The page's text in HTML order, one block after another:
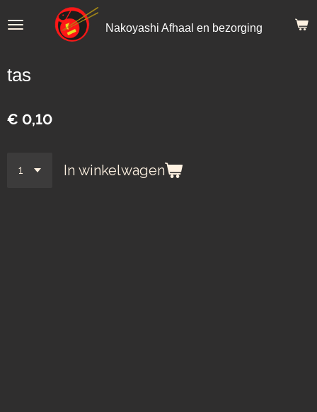
direct
hoofdinhoud
Nakoyashi Afhaal en bezorging
tas
€ 0,10
In winkelwagen